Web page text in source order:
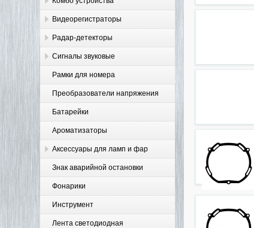
Видеорегистраторы
Радар-детекторы
Сигналы звуковые
Рамки для номера
Преобразователи напряжения
Батарейки
Ароматизаторы
Аксессуары для ламп и фар
Знак аварийной остановки
Фонарики
Инструмент
Лента светодиодная